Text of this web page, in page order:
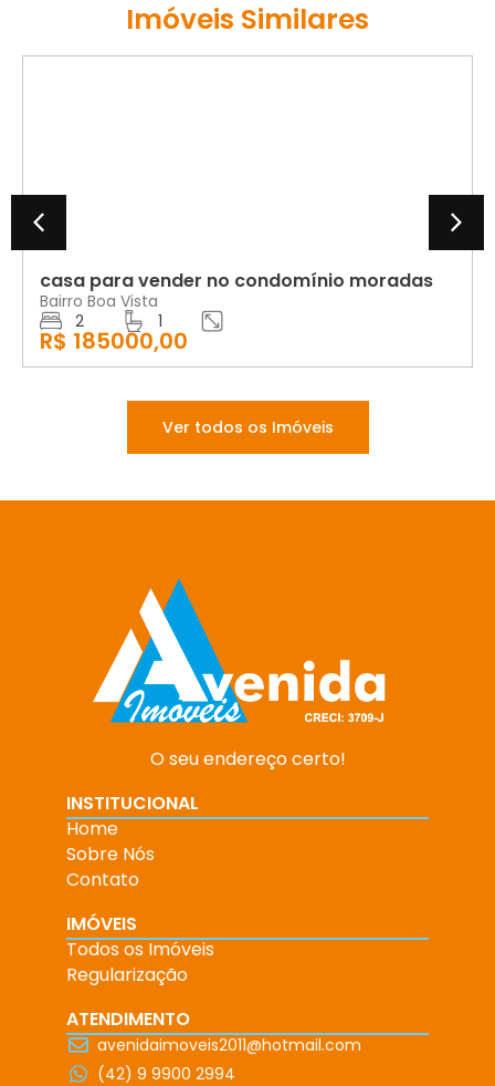
Imóveis Similares
casa para vender no condomínio moradas
Bairro Boa Vista
R$ 185000,00
Ver todos os Imóveis
O seu endereço certo!
INSTITUCIONAL
Home
Sobre Nós
Contato
IMÓVEIS
Todos os Imóveis
Regularização
ATENDIMENTO
avenidaimoveis2011@hotmail.com
(42) 9 9900 2994